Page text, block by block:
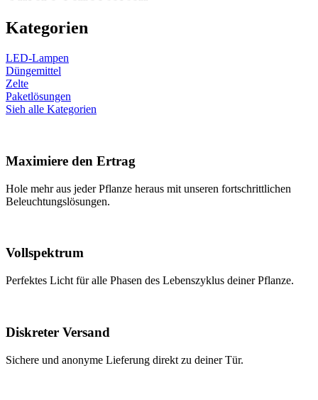
Kategorien
LED-Lampen
Düngemittel
Zelte
Paketlösungen
Sieh alle Kategorien
Maximiere den Ertrag
Hole mehr aus jeder Pflanze heraus mit unseren fortschrittlichen
Beleuchtungslösungen.
Vollspektrum
Perfektes Licht für alle Phasen des Lebenszyklus deiner Pflanze.
Diskreter Versand
Sichere und anonyme Lieferung direkt zu deiner Tür.